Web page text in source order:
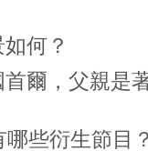
何？
爾，父親是
些衍生節目？